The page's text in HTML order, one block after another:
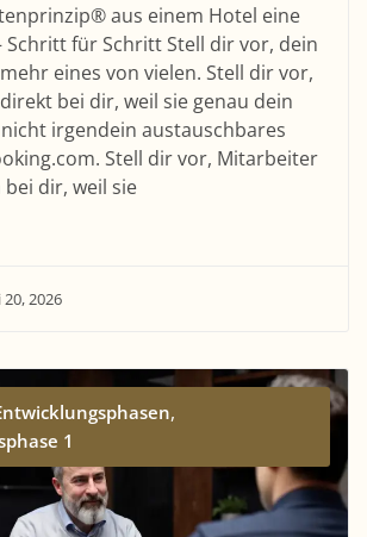
aus einem Hotel eine
Schritt für Schritt Stell dir vor, dein
eines von vielen. Stell dir vor,
bei dir, weil sie genau dein
irgendein austauschbares
Stell dir vor, Mitarbeiter
dir, weil sie
20, 2026
,
1